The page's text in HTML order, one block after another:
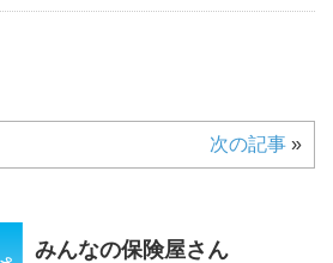
次の記事 »
みんなの保険屋さん